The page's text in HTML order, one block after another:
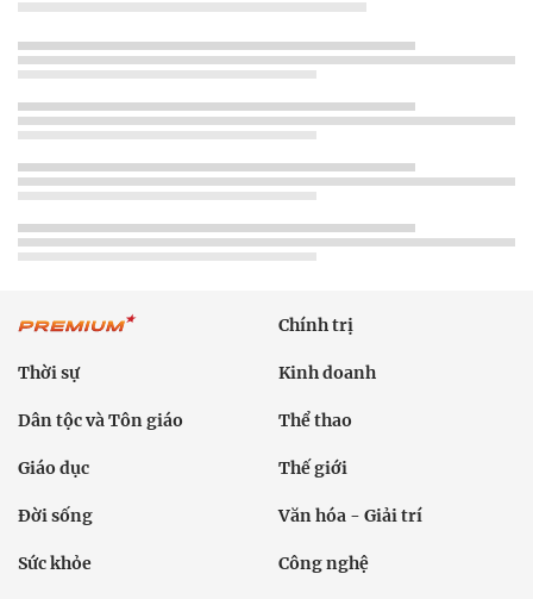
Chính trị
Thời sự Kinh doanh
Dân tộc và Tôn giáo Thể thao
Giáo dục Thế giới
Đời sống Văn hóa - Giải trí
Sức khỏe Công nghệ